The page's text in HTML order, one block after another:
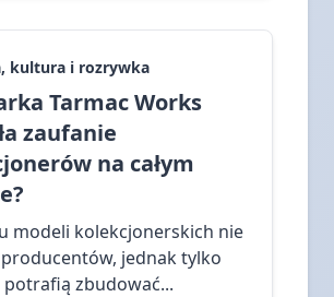
kultura i rozrywka
Tarmac Works
zaufanie
na całym
modeli kolekcjonerskich nie
jednak tylko
potrafią zbudować...